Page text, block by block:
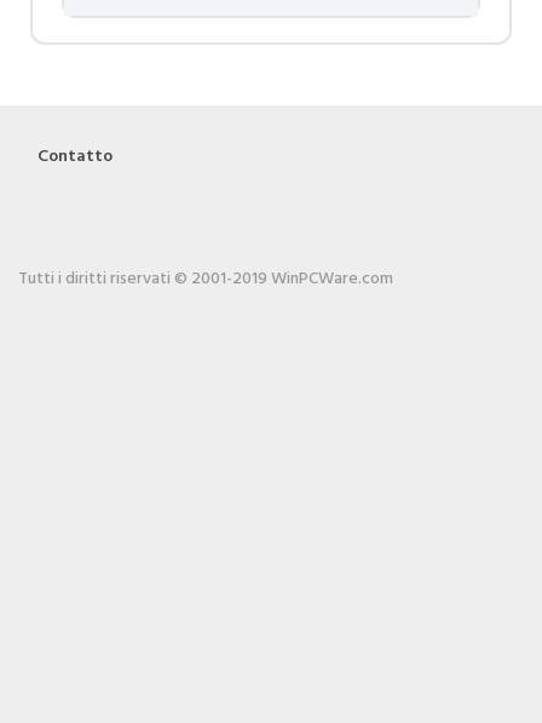
Contatto
Tutti i diritti riservati © 2001-2019 WinPCWare.com